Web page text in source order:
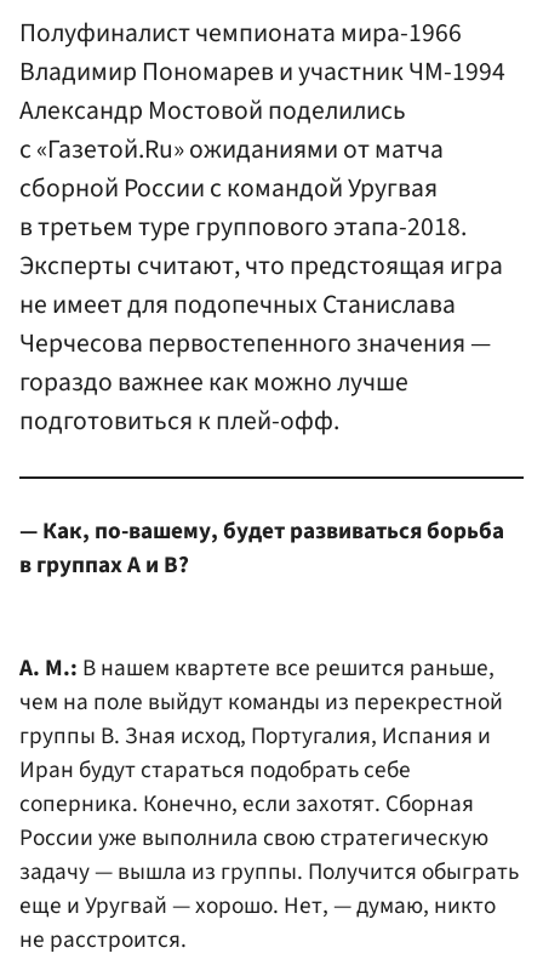
Полуфиналист чемпионата мира-1966
Владимир Пономарев и участник ЧМ-1994
Александр Мостовой поделились
с «Газетой.Ru» ожиданиями от матча
сборной России с командой Уругвая
в третьем туре группового этапа-2018.
Эксперты считают, что предстоящая игра
не имеет для подопечных Станислава
Черчесова первостепенного значения —
гораздо важнее как можно лучше
подготовиться к плей-офф.
— Как, по-вашему, будет развиваться борьба
в группах А и В?
А. М.: В нашем квартете все решится раньше,
чем на поле выйдут команды из перекрестной
группы В. Зная исход, Португалия, Испания и
Иран будут стараться подобрать себе
соперника. Конечно, если захотят. Сборная
России уже выполнила свою стратегическую
задачу — вышла из группы. Получится обыграть
еще и Уругвай — хорошо. Нет, — думаю, никто
не расстроится.